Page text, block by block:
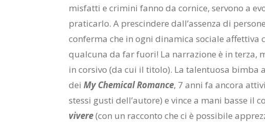
misfatti e crimini fanno da cornice, servono a
praticarlo. A prescindere dall’assenza di
conferma che in ogni dinamica sociale affettiva
qualcuna da far fuori! La narrazione è in terza,
in corsivo (da cui il titolo). La talentuosa bimba
dei My Chemical Romance, 7 anni fa ancora
stessi gusti dell’autore) e vince a mani basse il
vivere(con un racconto che ci è possibile